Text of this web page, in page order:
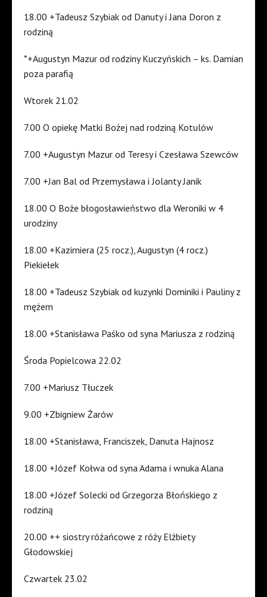
18.00 +Tadeusz Szybiak od Danuty i Jana Doron z
rodziną
*+Augustyn Mazur od rodziny Kuczyńskich – ks. Damian
poza parafią
Wtorek 21.02
7.00 O opiekę Matki Bożej nad rodziną Kotulów
7.00 +Augustyn Mazur od Teresy i Czesława Szewców
7.00 +Jan Bal od Przemysława i Jolanty Janik
18.00 O Boże błogosławieństwo dla Weroniki w 4
urodziny
18.00 +Kazimiera (25 rocz.), Augustyn (4 rocz.)
Piekiełek
18.00 +Tadeusz Szybiak od kuzynki Dominiki i Pauliny z
mężem
18.00 +Stanisława Paśko od syna Mariusza z rodziną
Środa Popielcowa 22.02
7.00 +Mariusz Tłuczek
9.00 +Zbigniew Żarów
18.00 +Stanisława, Franciszek, Danuta Hajnosz
18.00 +Józef Kołwa od syna Adama i wnuka Alana
18.00 +Józef Solecki od Grzegorza Błońskiego z
rodziną
20.00 ++ siostry różańcowe z róży Elżbiety
Głodowskiej
Czwartek 23.02